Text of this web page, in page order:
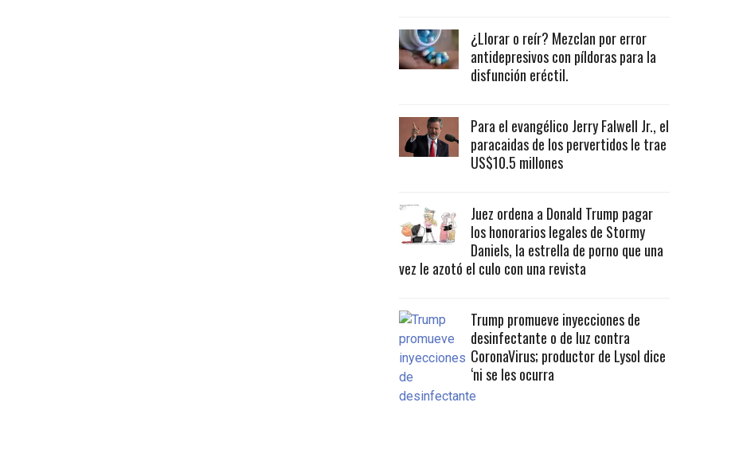
¿Llorar o reír? Mezclan por error
antidepresivos con píldoras para la
disfunción eréctil.
Para el evangélico Jerry Falwell Jr., el
paracaidas de los pervertidos le trae
US$10.5 millones
Juez ordena a Donald Trump pagar
los honorarios legales de Stormy
Daniels, la estrella de porno que una
vez le azotó el culo con una revista
Trump promueve inyecciones de
desinfectante o de luz contra
CoronaVirus; productor de Lysol dice
‘ni se les ocurra